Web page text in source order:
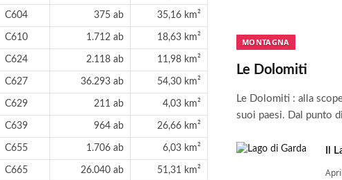
C604 375 ab 35,16 km²
C610 1.712 ab 18,63 km²
C624 2.118 ab 11,98 km²
C627 36.293 ab 54,30 km²
C629 211 ab 4,03 km²
C639 964 ab 26,66 km²
C655 1.706 ab 6,03 km²
C665 26.040 ab 51,31 km²
MONTAGNA
Le Dolomiti
Le Dolomiti : alla
suoi paesi. Dal punto
Il